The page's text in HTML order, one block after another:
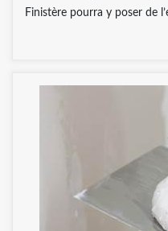
Finistère pourra y poser de